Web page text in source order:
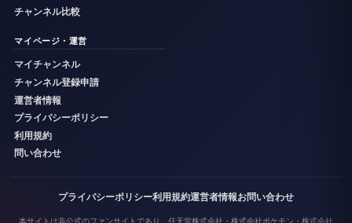
チャンネル比較
マイページ・運営
マイチャンネル
チャンネル登録申請
運営者情報
プライバシーポリシー
利用規約
問い合わせ
プライバシーポリシー利用規約運営者情報お問い合わせ